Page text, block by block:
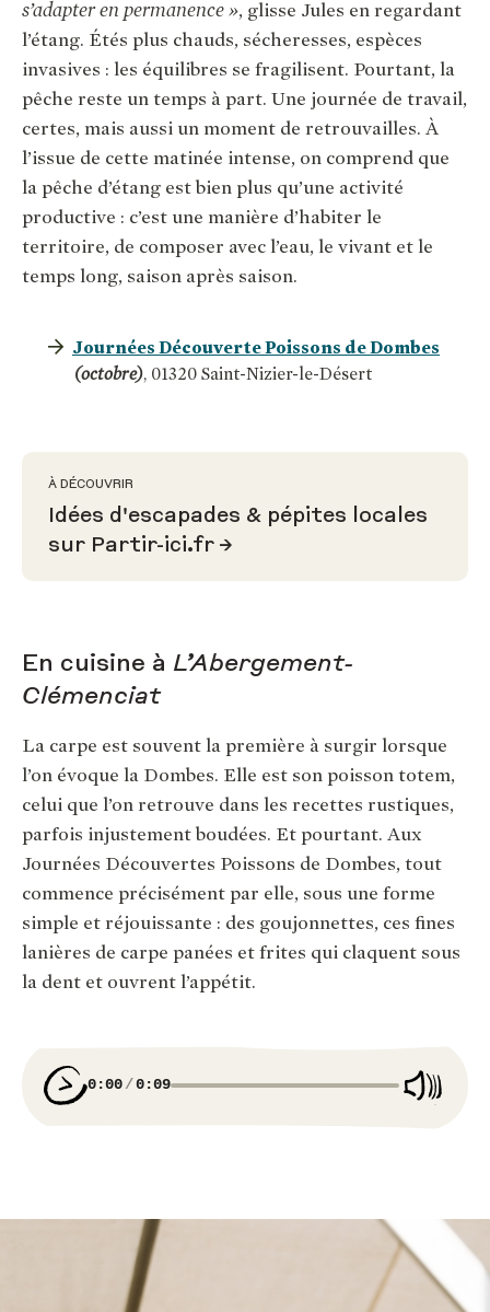
s’adapter en permanence », glisse Jules en regardant
l’étang. Étés plus chauds, sécheresses, espèces
invasives : les équilibres se fragilisent. Pourtant, la
pêche reste un temps à part. Une journée de travail,
certes, mais aussi un moment de retrouvailles. À
l’issue de cette matinée intense, on comprend que
la pêche d’étang est bien plus qu’une activité
productive : c’est une manière d’habiter le
territoire, de composer avec l’eau, le vivant et le
temps long, saison après saison.
Journées Découverte Poissons de Dombes
(octobre), 01320 Saint-Nizier-le-Désert
À DÉCOUVRIR
Idées d'escapades & pépites locales
sur Partir-ici.fr
En cuisine à L’Abergement-
Clémenciat
La carpe est souvent la première à surgir lorsque
l’on évoque la Dombes. Elle est son poisson totem,
celui que l’on retrouve dans les recettes rustiques,
parfois injustement boudées. Et pourtant. Aux
Journées Découvertes Poissons de Dombes, tout
commence précisément par elle, sous une forme
simple et réjouissante : des goujonnettes, ces fines
lanières de carpe panées et frites qui claquent sous
la dent et ouvrent l’appétit.
0:00 0:09